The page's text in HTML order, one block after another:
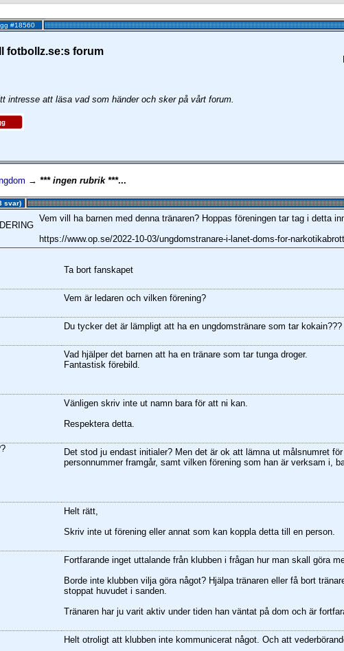
#18560
fotbollz.se:s forum
intresse att läsa vad som händer och sker på vårt forum.
→ *** ingen rubrik ***...
svar)
Vem vill ha barnen med denna tränaren? Hoppas föreningen tar tag i detta
https://www.op.se/2022-10-03/ungdomstranare-i-lanet-doms-for-
Ta bort fanskapet
Vem är ledaren och vilken förening?
Du tycker det är lämpligt att ha en ungdomstränare som tar kokain???
Vad hjälper det barnen att ha en tränare som tar tunga droger.
Fantastisk förebild.
Vänligen skriv inte ut namn bara för att ni kan.
Respektera detta.
Det stod ju endast initialer? Men det är ok att lämna ut målsnumret
personnummer framgår, samt vilken förening som han är verksam i,
Helt rätt,
Skriv inte ut förening eller annat som kan koppla detta till en person.
Fortfarande inget uttalande från klubben i frågan hur man skall göra
Borde inte klubben vilja göra något? Hjälpa tränaren eller få bort
stoppat huvudet i sanden.
Tränaren har ju varit aktiv under tiden han väntat på dom och är
Helt otroligt att klubben inte kommunicerat något. Och att